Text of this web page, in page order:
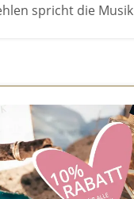
spricht die Musik